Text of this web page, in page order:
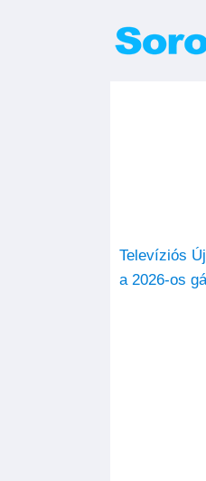
Televíziós
a 2026-os